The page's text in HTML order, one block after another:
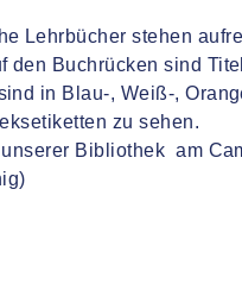
Bibliothek am